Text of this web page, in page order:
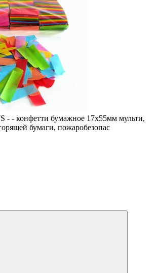
- - конфетти бумажное 17х55мм мульти,
бумаги, пожаробезопас